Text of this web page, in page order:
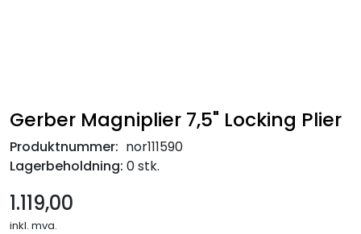
Gerber Magniplier 7,5" Locking Plier
Produktnummer: nor111590
Lagerbeholdning: 0 stk.
1.119,00
inkl. mva.